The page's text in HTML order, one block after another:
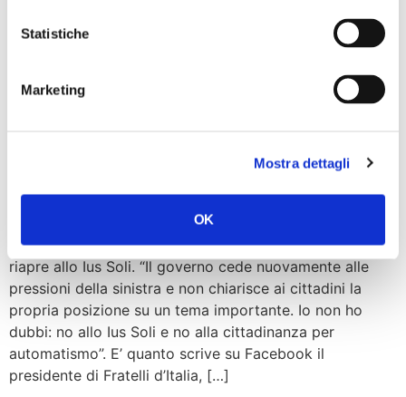
Statistiche
Marketing
Mostra dettagli
OK
riapre e cede a pressioni
automatismo
‘Auspico una riflessione, serve integrazione’, così Conte
riapre allo Ius Soli. “Il governo cede nuovamente alle
pressioni della sinistra e non chiarisce ai cittadini la
propria posizione su un tema importante. Io non ho
dubbi: no allo Ius Soli e no alla cittadinanza per
automatismo”. E’ quanto scrive su Facebook il
presidente di Fratelli d’Italia, […]